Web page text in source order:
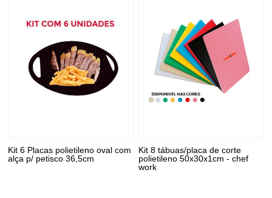
Kit 6 Placas polietileno oval com
alça p/ petisco 36,5cm
Kit 8 tábuas/placa de corte
polietileno 50x30x1cm - chef
work